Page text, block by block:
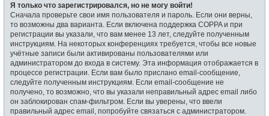
Я только что зарегистрировался, но не могу войти!
Сначала проверьте свои имя пользователя и пароль. Если они верны,
то возможны два варианта. Если включена поддержка COPPA и при
регистрации вы указали, что вам менее 13 лет, следуйте полученным
инструкциям. На некоторых конференциях требуется, чтобы все новые
учётные записи были активированы пользователями или
администратором до входа в систему. Эта информация отображается в
процессе регистрации. Если вам было прислано email-сообщение,
следуйте полученным инструкциям. Если email-сообщение не
получено, то возможно, что вы указали неправильный адрес email либо
он заблокирован спам-фильтром. Если вы уверены, что ввели
правильный адрес email, попробуйте связаться с администратором.